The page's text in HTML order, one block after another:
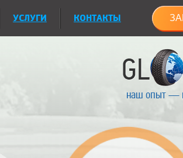
УСЛУГИ КОНТАКТЫ
наш опыт —